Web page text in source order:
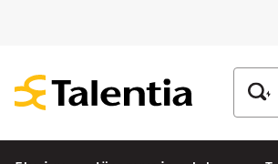
Hae